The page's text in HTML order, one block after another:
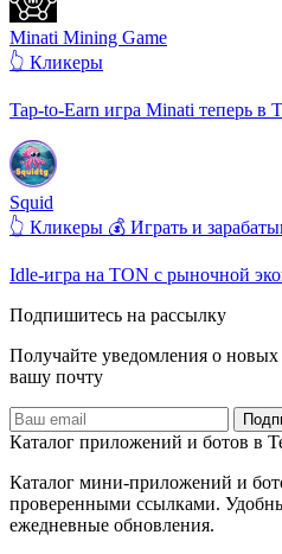
Minati Mining Game
👆 Кликеры
Tap-to-Earn игра Minati теперь в
Squid
👆 Кликеры 💰 Играть и
Idle-игра на TON с рыночной
Подпишитесь на рассылку
Получайте уведомления о
вашу почту
Каталог приложений и ботов в
Каталог мини-приложений и
проверенными ссылками.
ежедневные обновления.